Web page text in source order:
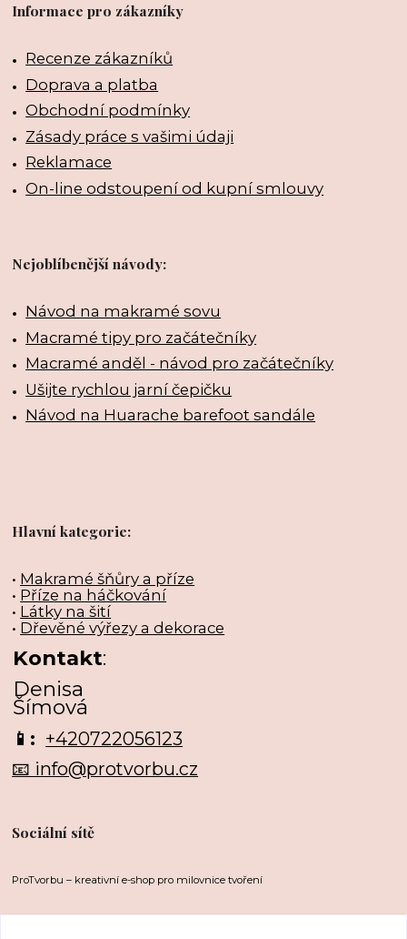
Informace pro zákazníky
Recenze zákazníků
Doprava a platba
Obchodní podmínky
Zásady práce s vašimi údaji
Reklamace
On-line odstoupení od kupní smlouvy
Nejoblíbenější návody:
Návod na makramé sovu
Macramé tipy pro začátečníky
Macramé anděl - návod pro začátečníky
Ušijte rychlou jarní čepičku
Návod na Huarache barefoot sandále
Hlavní kategorie:
• Makramé šňůry a příze
• Příze na háčkování
• Látky na šití
• Dřevěné výřezy a dekorace
Kontakt:
Denisa
Šímová
📱: +420722056123
📧 info@protvorbu.cz
Sociální sítě
ProTvorbu – kreativní e-shop pro milovnice tvoření